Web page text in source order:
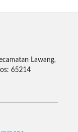
Lawang,
65214